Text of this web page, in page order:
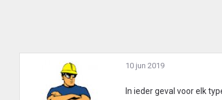
10 jun 2019
In ieder geval voor elk